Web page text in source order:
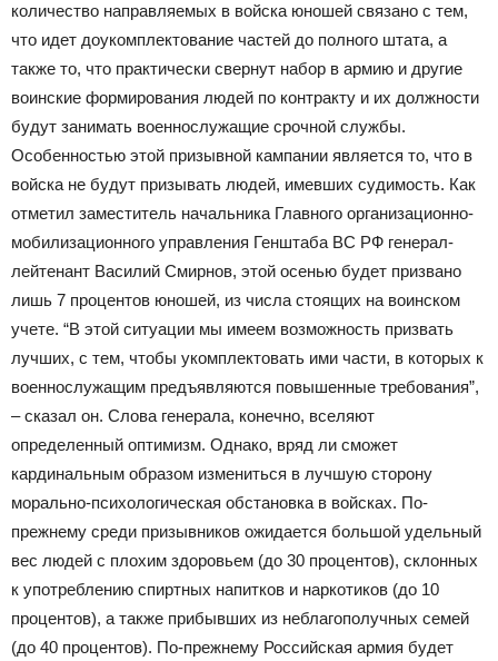
количество направляемых в войска юношей связано с тем,
что идет доукомплектование частей до полного штата, а
также то, что практически свернут набор в армию и другие
воинские формирования людей по контракту и их должности
будут занимать военнослужащие срочной службы.
Особенностью этой призывной кампании является то, что в
войска не будут призывать людей, имевших судимость. Как
отметил заместитель начальника Главного организационно-
мобилизационного управления Генштаба ВС РФ генерал-
лейтенант Василий Смирнов, этой осенью будет призвано
лишь 7 процентов юношей, из числа стоящих на воинском
учете. “В этой ситуации мы имеем возможность призвать
лучших, с тем, чтобы укомплектовать ими части, в которых к
военнослужащим предъявляются повышенные требования”,
– сказал он. Слова генерала, конечно, вселяют
определенный оптимизм. Однако, вряд ли сможет
кардинальным образом измениться в лучшую сторону
морально-психологическая обстановка в войсках. По-
прежнему среди призывников ожидается большой удельный
вес людей с плохим здоровьем (до 30 процентов), склонных
к употреблению спиртных напитков и наркотиков (до 10
процентов), а также прибывших из неблагополучных семей
(до 40 процентов). По-прежнему Российская армия будет